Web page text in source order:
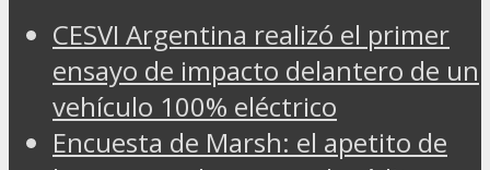
CESVI Argentina realizó el primer
ensayo de impacto delantero de un
vehículo 100% eléctrico
Encuesta de Marsh: el apetito de